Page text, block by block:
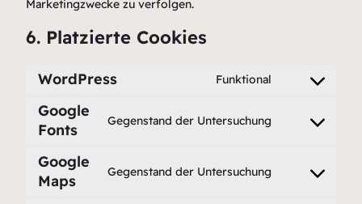
Marketingzwecke zu verfolgen.
6. Platzierte Cookies
WordPress Funktional
Consent
service
Google
Fonts
Gegenstand der Untersuchung
Consent
service
Google
Maps
Gegenstand der Untersuchung
Consent